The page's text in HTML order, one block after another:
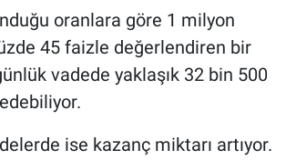
oranlara göre 1 milyon
45 faizle değerlendiren bir
vadede yaklaşık 32 bin 500
ise kazanç miktarı artıyor.